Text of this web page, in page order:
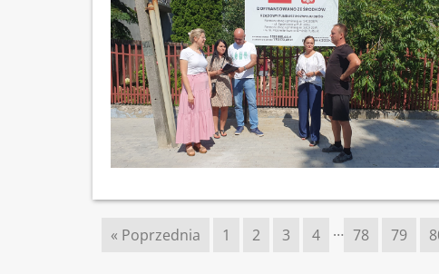
« Poprzednia 1 2 3 4 … 78 79